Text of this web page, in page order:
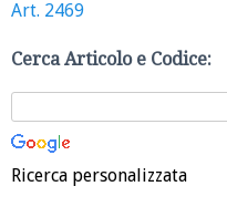
Art. 2469
Cerca Articolo e Codice:
Ricerca personalizzata